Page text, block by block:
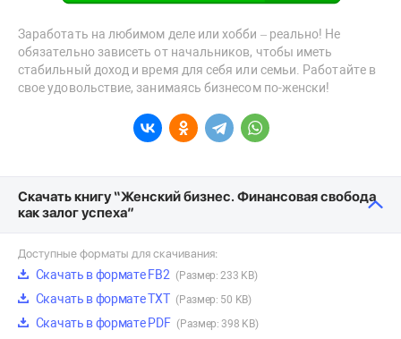
Заработать на любимом деле или хобби – реально! Не
обязательно зависеть от начальников, чтобы иметь
стабильный доход и время для себя или семьи. Работайте в
свое удовольствие, занимаясь бизнесом по-женски!
Скачать книгу “Женский бизнес. Финансовая свобода
как залог успеха”
Доступные форматы для скачивания:
Скачать в формате FB2 (Размер: 233 KB)
Скачать в формате TXT (Размер: 50 KB)
Скачать в формате PDF (Размер: 398 KB)